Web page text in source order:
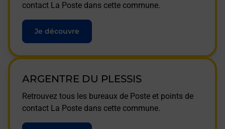
contact La Poste dans cette commune.
Je découvre
ARGENTRE DU PLESSIS
Retrouvez tous les bureaux de Poste et points de
contact La Poste dans cette commune.